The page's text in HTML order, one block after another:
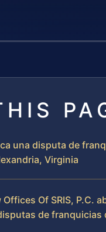
una disputa de
Virginia
Offices Of SRIS, P.C.
de franquicias